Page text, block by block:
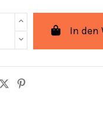
In den